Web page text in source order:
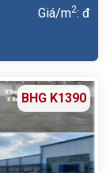
Giá/m2: đ
BHG K1390